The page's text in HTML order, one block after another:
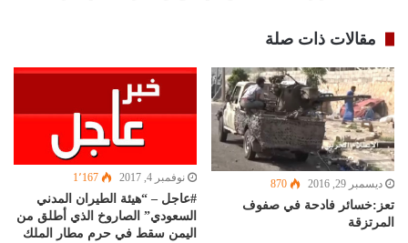
مقالات ذات صلة
ديسمبر 29, 2016 870
تعز:خسائر فادحة في صفوف
المرتزقة
نوفمبر 4, 2017 1٬167
#عاجل – “هيئة الطيران المدني
السعودي” الصاروخ الذي أطلق من
اليمن سقط في حرم مطار الملك